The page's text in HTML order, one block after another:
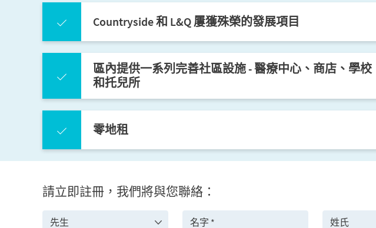
Countryside 和 L&Q 屢獲殊榮的發展項目
區內提供一系列完善社區設施 - 醫療中心、商店、學校
和托兒所
零地租
請立即註冊，我們將與您聯絡：